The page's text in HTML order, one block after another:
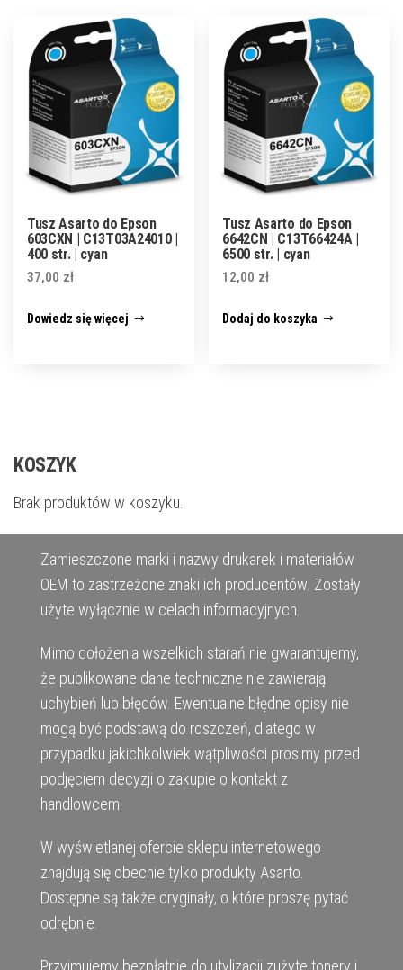
Tusz Asarto do Epson
603CXN | C13T03A24010 |
400 str. | cyan
37,00 zł
Dowiedz się więcej
Tusz Asarto do Epson
6642CN | C13T66424A |
6500 str. | cyan
12,00 zł
Dodaj do koszyka
KOSZYK
Brak produktów w koszyku.
Zamieszczone marki i nazwy drukarek i materiałów
OEM to zastrzeżone znaki ich producentów. Zostały
użyte wyłącznie w celach informacyjnych.
Mimo dołożenia wszelkich starań nie gwarantujemy,
że publikowane dane techniczne nie zawierają
uchybień lub błędów. Ewentualne błędne opisy nie
mogą być podstawą do roszczeń, dlatego w
przypadku jakichkolwiek wątpliwości prosimy przed
podjęciem decyzji o zakupie o kontakt z
handlowcem.
W wyświetlanej ofercie sklepu internetowego
znajdują się obecnie tylko produkty Asarto.
Dostępne są także oryginały, o które proszę pytać
odrębnie.
Przyjmujemy bezpłatnie do utylizacji zużyte tonery i